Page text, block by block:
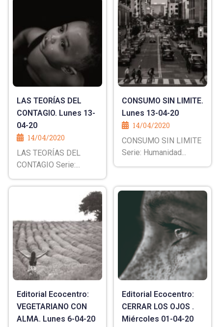
LAS TEORÍAS DEL
CONTAGIO. Lunes 13-
04-20
14/04/2020
LAS TEORÍAS DEL
CONTAGIO Serie:...
CONSUMO SIN LIMITE.
Lunes 13-04-20
14/04/2020
CONSUMO SIN LIMITE
Serie: Humanidad...
Editorial Ecocentro:
VEGETARIANO CON
ALMA. Lunes 6-04-20
Editorial Ecocentro:
CERRAR LOS OJOS .
Miércoles 01-04-20